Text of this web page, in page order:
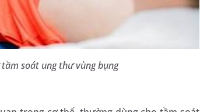
soát ung thư vùng bụng